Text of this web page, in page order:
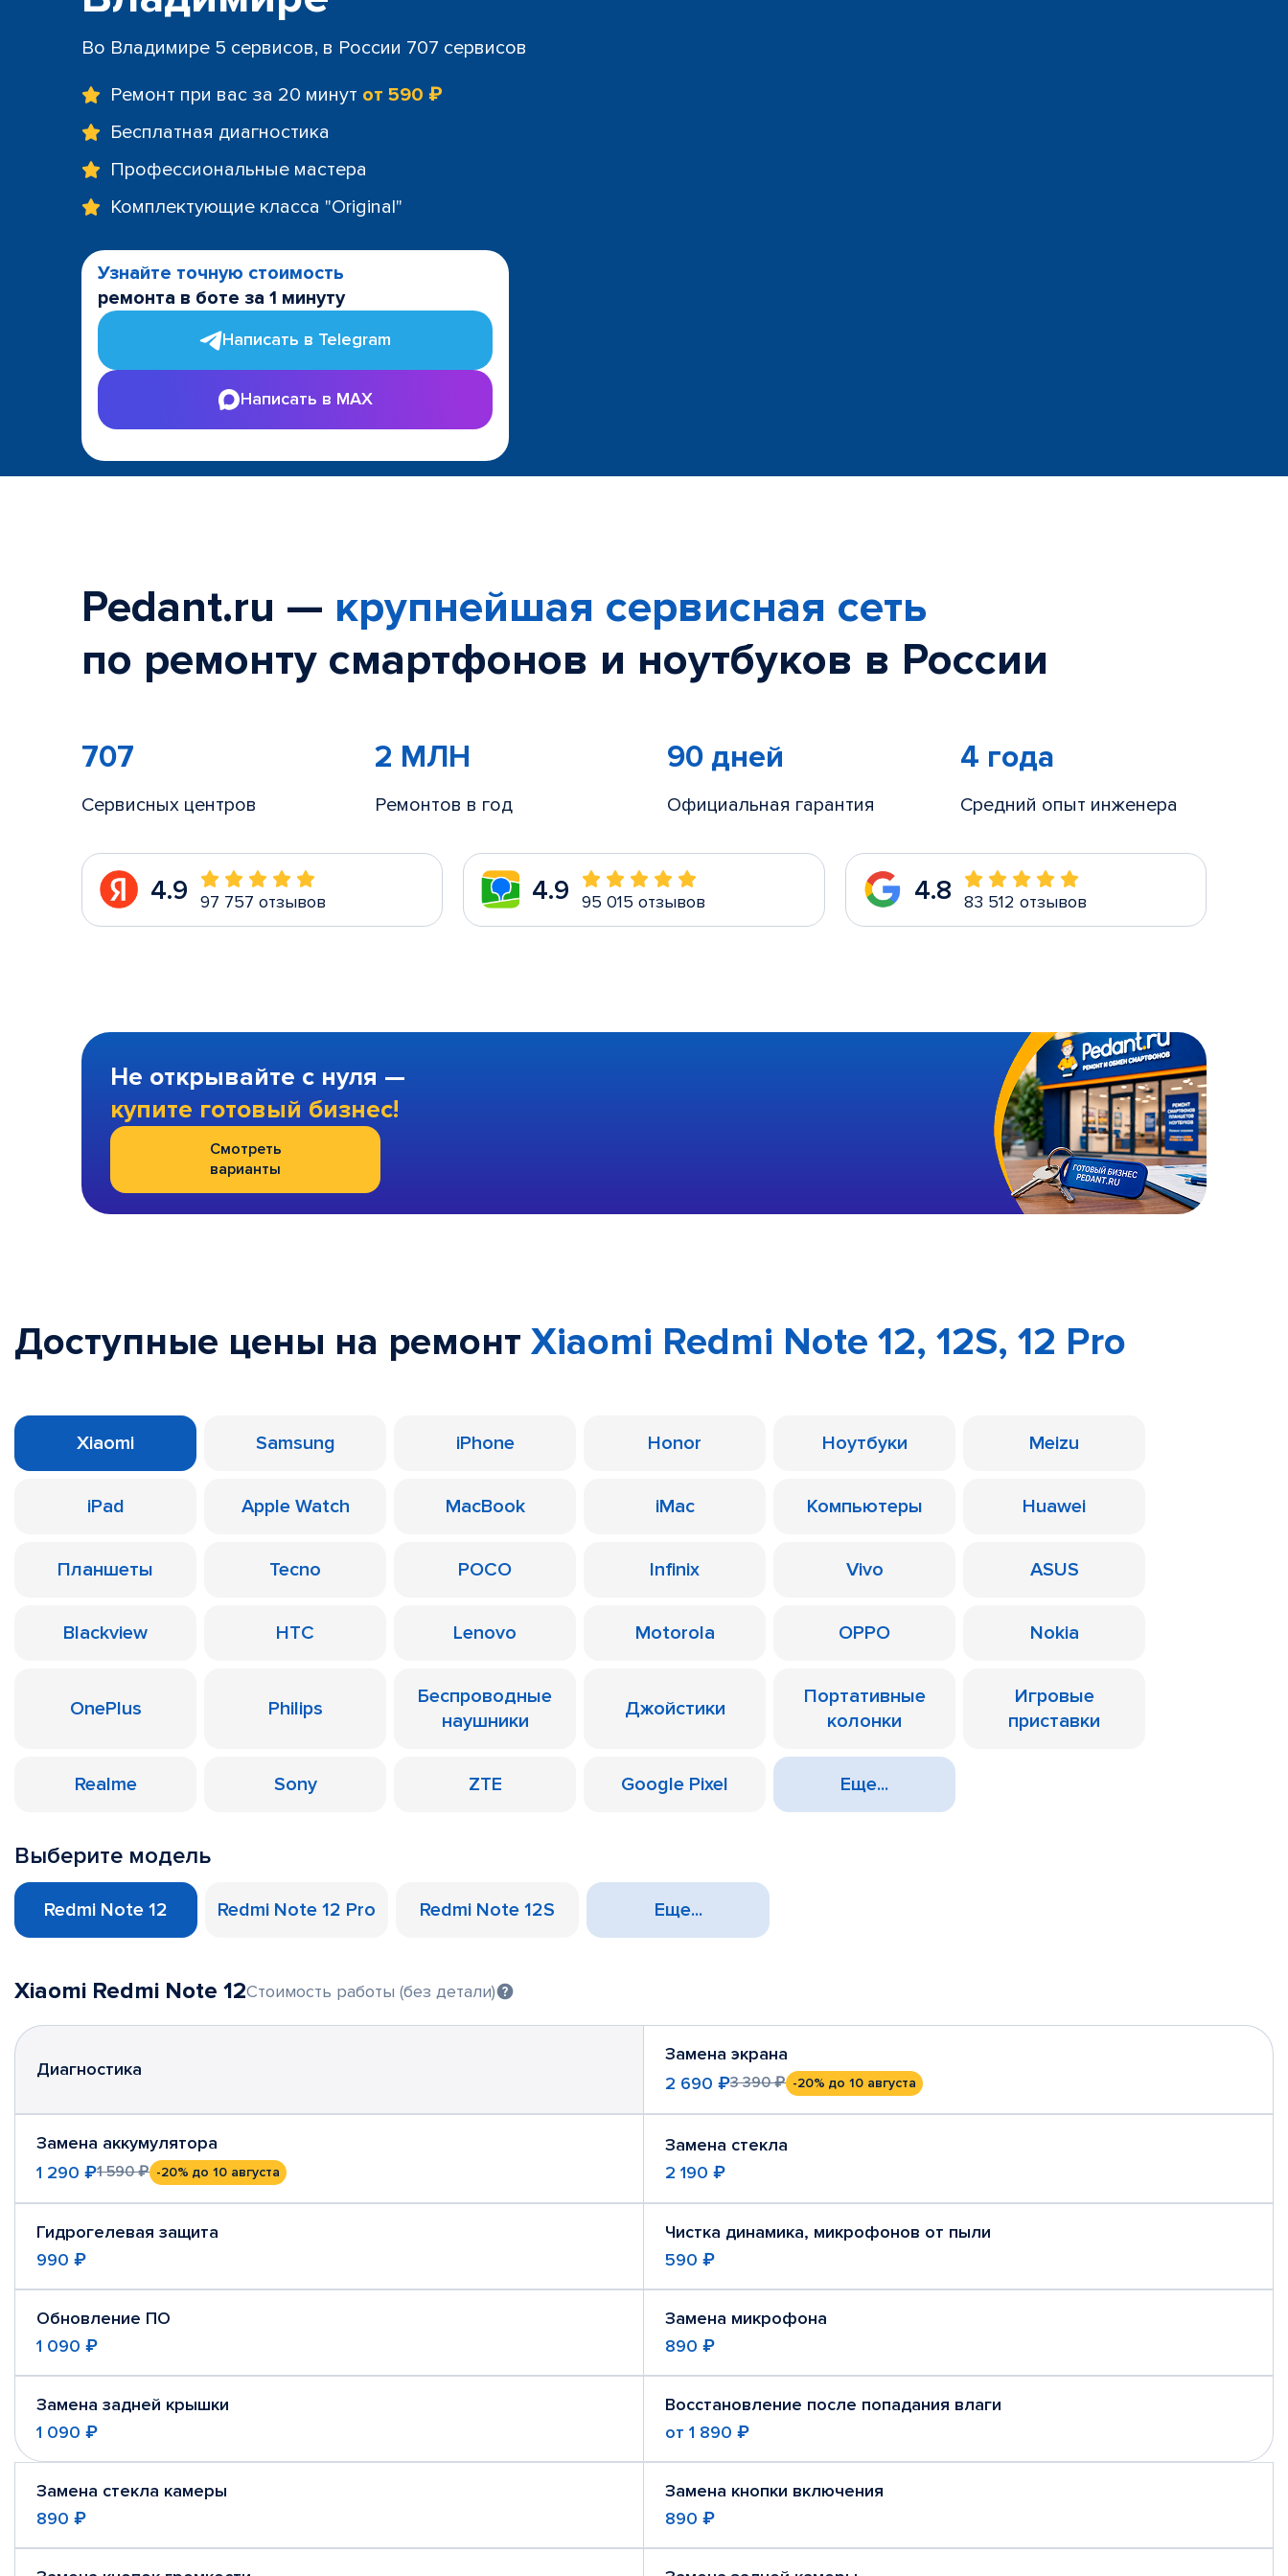
Во Владимире 5 сервисов, в России 707 сервисов
Ремонт при вас за 20 минут от 590 ₽
Бесплатная диагностика
Профессиональные мастера
Комплектующие класса "Original"
Узнайте точную стоимость
ремонта в боте за 1 минуту
Написать в Telegram
Написать в MAX
Pedant.ru — крупнейшая сервисная сеть
по ремонту смартфонов и ноутбуков в России
707
Сервисных центров
2 МЛН
Ремонтов в год
90 дней
Официальная гарантия
4 года
Средний опыт инженера
4.9 97 757 отзывов 4.9 95 015 отзывов 4.8 83 512 отзывов
Не открывайте с нуля —
купите готовый бизнес!
Смотреть
варианты
Доступные цены на ремонт Xiaomi Redmi Note 12, 12S, 12 Pro
Xiaomi Samsung iPhone Honor Ноутбуки Meizu
iPad Apple Watch MacBook iMac Компьютеры Huawei
Планшеты Tecno POCO Infinix Vivo ASUS
Blackview HTC Lenovo Motorola OPPO Nokia
OnePlus Philips
Беспроводные
наушники
Джойстики
Портативные
колонки
Игровые
приставки
Realme Sony ZTE Google Pixel Еще...
Выберите модель
Redmi Note 12 Redmi Note 12 Pro Redmi Note 12S Еще...
Xiaomi Redmi Note 12Стоимость работы (без детали)
Диагностика
Замена экрана
2 690 ₽3 390 ₽ -20% до 10 августа
Замена аккумулятора
1 290 ₽1 590 ₽ -20% до 10 августа
Замена стекла
2 190 ₽
Гидрогелевая защита
990 ₽
Чистка динамика, микрофонов от пыли
590 ₽
Обновление ПО
1 090 ₽
Замена микрофона
890 ₽
Замена задней крышки
1 090 ₽
Восстановление после попадания влаги
от 1 890 ₽
Замена стекла камеры
890 ₽
Замена кнопки включения
890 ₽